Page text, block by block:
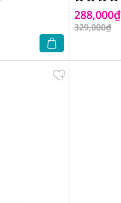
288,000₫
329,000₫